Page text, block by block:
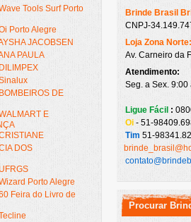
Tools Surf Porto
Porto Alegre
JACOBSEN
PAULA
DE
E
DOS
Porto Alegre
Feira do Livro de
Brinde Brasil
CNPJ-
Loja Zona
Av. Carneiro da
Atendimento:
Seg. a Sex.
Ligue Fácil :
Oi - 51-
Tim 51-
Procurar